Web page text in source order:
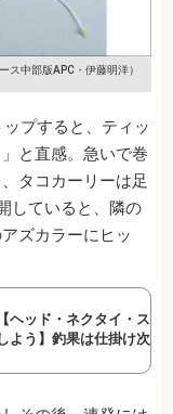
ス中部版APC・伊藤明洋）
プすると、ティッ
と直感。急いで巻
タコカーリーは足
していると、隣の
ズカラーにヒッ
ヘッド・ネクタイ・ス
よう】釣果は仕掛け次